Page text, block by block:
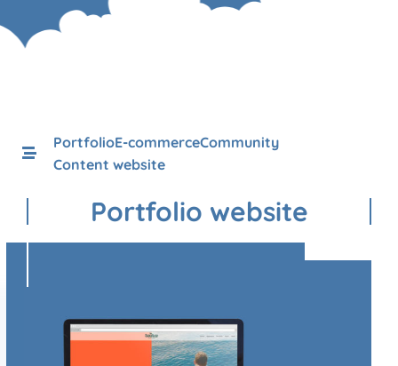
PortfolioE-commerceCommunity
Content website
Portfolio website